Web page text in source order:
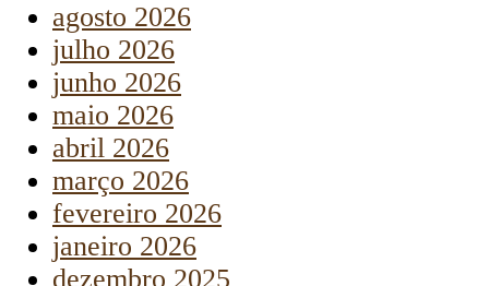
agosto 2026
julho 2026
junho 2026
maio 2026
abril 2026
março 2026
fevereiro 2026
janeiro 2026
dezembro 2025